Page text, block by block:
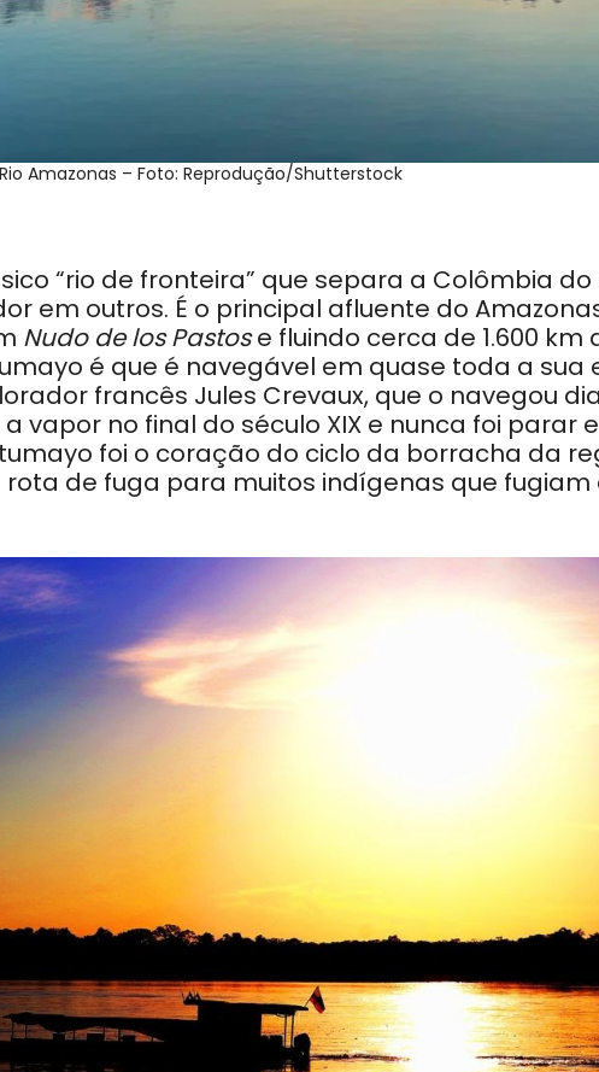
Rio Amazonas – Foto: Reprodução/Shutterstock
“rio de fronteira” que separa a Colômbia do
em outros. É o principal afluente do
Nudo de los Pastose fluindo cerca de 1.600 km
é que é navegável em quase toda a sua
francês Jules Crevaux, que o navegou
vapor no final do século XIX e nunca foi parar
foi o coração do ciclo da borracha da
de fuga para muitos indígenas que fugiam